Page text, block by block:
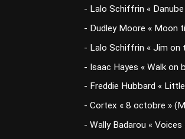
- Lalo Schiffrin «
- Dudley Moore « Moon
- Lalo Schiffrin « Jim on
- Isaac Hayes « Walk on
- Freddie Hubbard «
- Cortex « 8 octobre »
- Wally Badarou «